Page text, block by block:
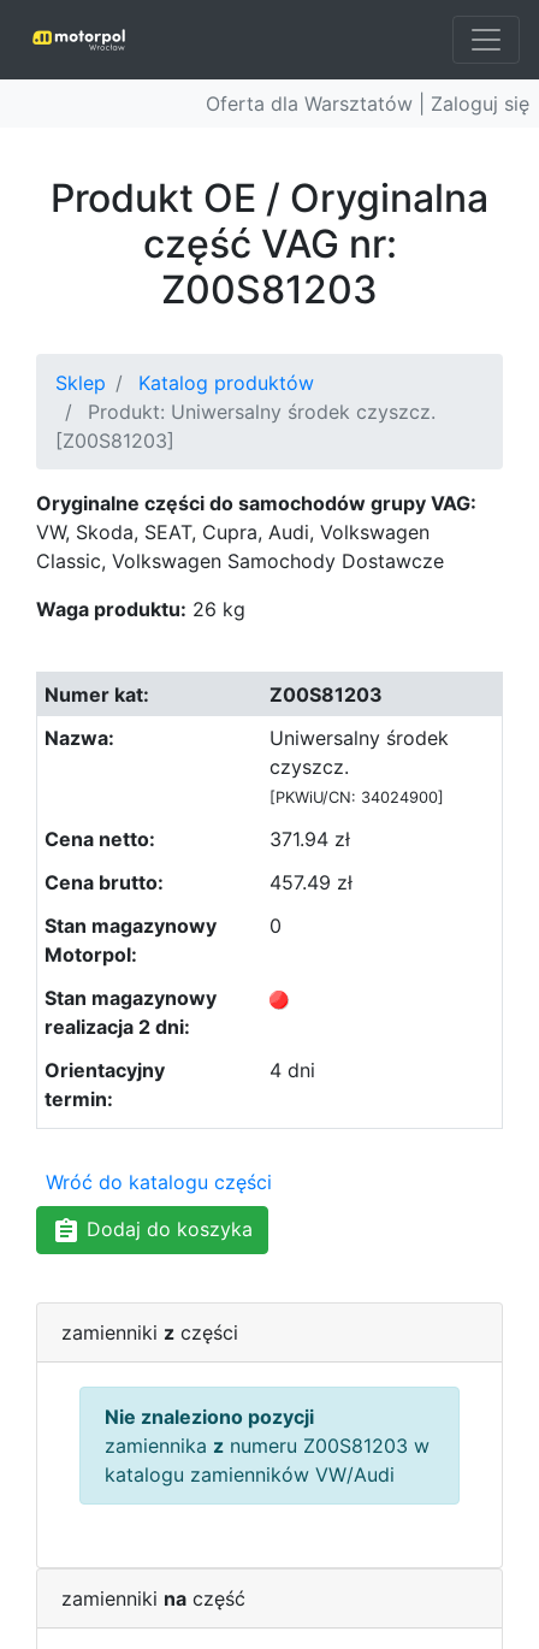
Oferta dla Warsztatów | Zaloguj się
Produkt OE / Oryginalna
część VAG nr:
Z00S81203
Sklep
Katalog produktów
Produkt: Uniwersalny środek czyszcz.
[Z00S81203]
Oryginalne części do samochodów grupy VAG:
VW, Skoda, SEAT, Cupra, Audi, Volkswagen
Classic, Volkswagen Samochody Dostawcze
Waga produktu: 26 kg
Z00S81203
Uniwersalny środek
czyszcz.
[PKWiU/CN: 34024900]
371.94 zł
457.49 zł
0
4 dni
Wróć do katalogu części
Dodaj do koszyka
zamienniki z części
Nie znaleziono pozycji
zamiennika z numeru Z00S81203 w
katalogu zamienników VW/Audi
zamienniki na część